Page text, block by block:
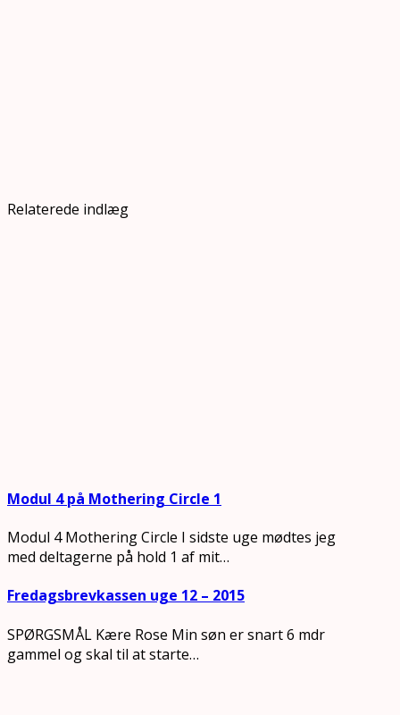
Relaterede indlæg
Modul 4 på Mothering Circle 1
Modul 4 Mothering Circle I sidste uge mødtes jeg
med deltagerne på hold 1 af mit…
Fredagsbrevkassen uge 12 – 2015
SPØRGSMÅL Kære Rose Min søn er snart 6 mdr
gammel og skal til at starte…